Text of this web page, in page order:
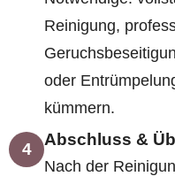
Reinigung,
oder
kümmern.
4 Abschluss &
Nach der